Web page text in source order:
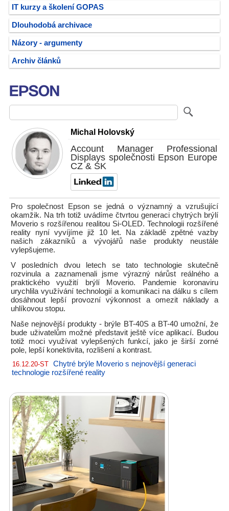
IT kurzy a školení GOPAS
Dlouhodobá archivace
Názory - argumenty
Archiv článků
Michal Holovský
Account Manager Professional
Displays společnosti Epson Europe
CZ & SK
Pro společnost Epson se jedná o významný a vzrušující
okamžik. Na trh totiž uvádíme čtvrtou generaci chytrých brýlí
Moverio s rozšířenou realitou Si-OLED. Technologii rozšířené
reality nyní vyvíjíme již 10 let. Na základě zpětné vazby
našich zákazníků a vývojářů naše produkty neustále
vylepšujeme.
V posledních dvou letech se tato technologie skutečně
rozvinula a zaznamenali jsme výrazný nárůst reálného a
praktického využití brýlí Moverio. Pandemie koronaviru
urychlila využívání technologií a komunikaci na dálku s cílem
dosáhnout lepší provozní výkonnost a omezit náklady a
uhlíkovou stopu.
Naše nejnovější produkty - brýle BT-40S a BT-40 umožní, že
bude uživatelům možné představit ještě více aplikací. Budou
totiž moci využívat vylepšených funkcí, jako je širší zorné
pole, lepší konektivita, rozlišení a kontrast.
16.12.20-ST Chytré brýle Moverio s nejnovější generaci
technologie rozšířené reality